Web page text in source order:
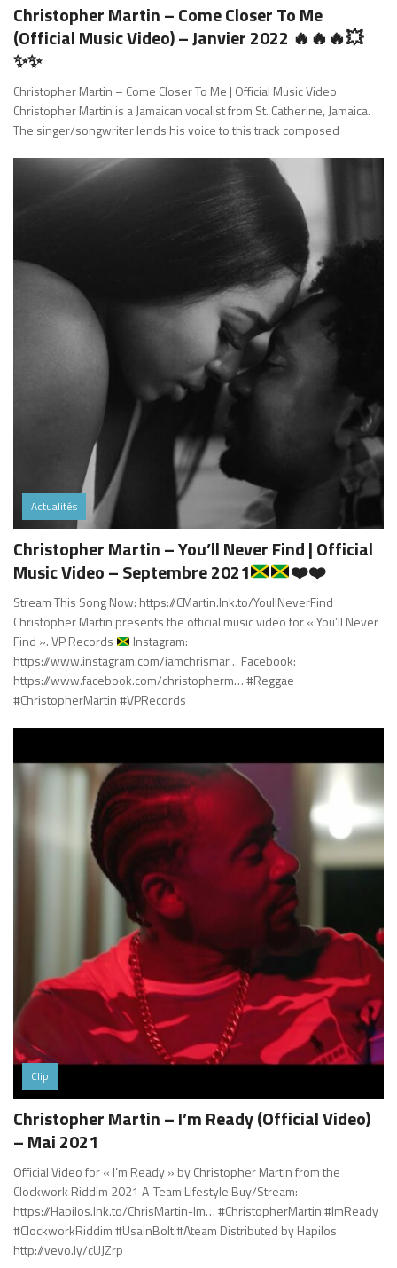
Christopher Martin – Come Closer To Me
(Official Music Video) – Janvier 2022 🔥🔥🔥💥
✨✨
Christopher Martin – Come Closer To Me | Official Music Video
Christopher Martin is a Jamaican vocalist from St. Catherine, Jamaica.
The singer/songwriter lends his voice to this track composed
Actualités
Christopher Martin – You’ll Never Find | Official
Music Video – Septembre 2021
❤️❤️
Stream This Song Now: https://CMartin.lnk.to/YoullNeverFind
Christopher Martin presents the official music video for « You’ll Never
Find ». VP Records
Instagram:
https://www.instagram.com/iamchrismar… Facebook:
https://www.facebook.com/christopherm… #Reggae
#ChristopherMartin #VPRecords
Clip
Christopher Martin – I’m Ready (Official Video)
– Mai 2021
Official Video for « I’m Ready » by Christopher Martin from the
Clockwork Riddim 2021 A-Team Lifestyle Buy/Stream:
https://Hapilos.lnk.to/ChrisMartin-Im…​ #ChristopherMartin​ #ImReady​
#ClockworkRiddim​ #UsainBolt​ #Ateam​ Distributed by Hapilos
http://vevo.ly/cUJZrp